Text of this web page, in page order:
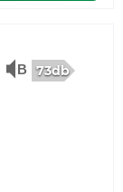
73db